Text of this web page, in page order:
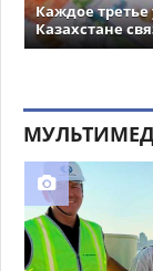
Каждое
Казахстане